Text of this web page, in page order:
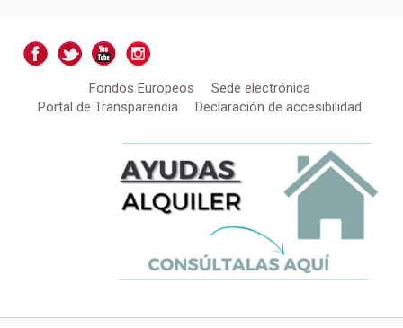
Fondos Europeos
Sede electrónica
Portal de Transparencia
Declaración de accesibilidad